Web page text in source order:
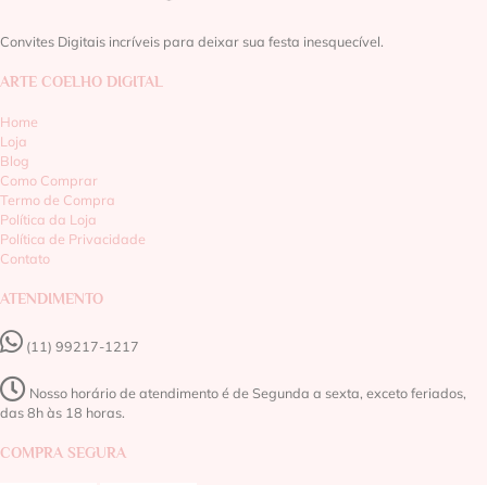
Convites Digitais incríveis para deixar sua festa inesquecível.
ARTE COELHO DIGITAL
Home
Loja
Blog
Como Comprar
Termo de Compra
Política da Loja
Política de Privacidade
Contato
ATENDIMENTO
(11) 99217-1217‬
Nosso horário de atendimento é de Segunda a sexta, exceto feriados,
das 8h às 18 horas.
COMPRA SEGURA